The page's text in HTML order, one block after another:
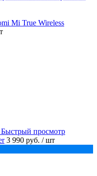
Mi True Wireless
Быстрый просмотр
3 990 руб. / шт